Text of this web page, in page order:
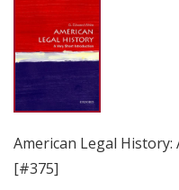
American Legal
[#375]